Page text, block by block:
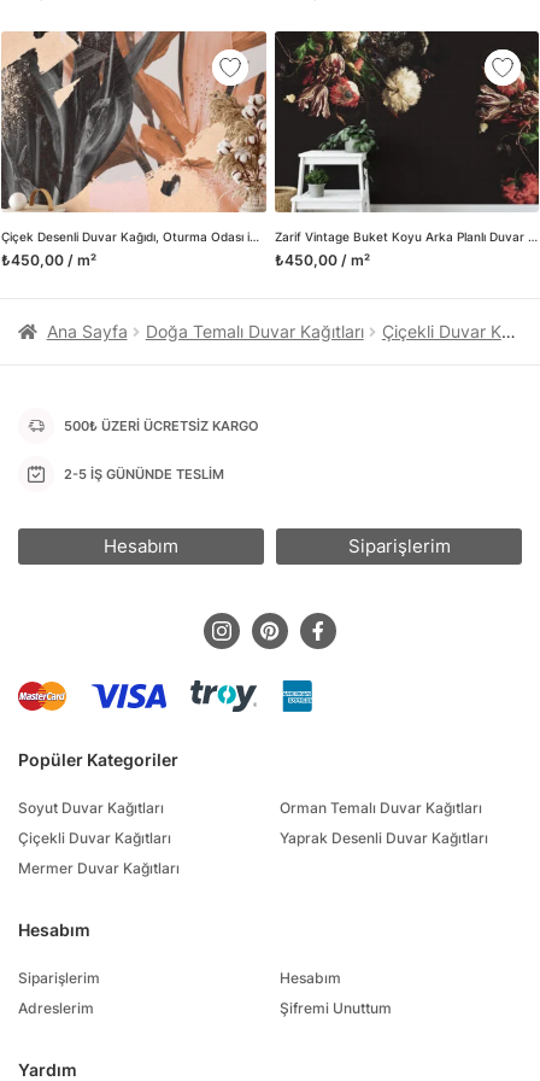
Çiçek Desenli Duvar Kağıdı, Oturma Odası için Zarif ve Yumuşak Tonlar, Duvar Posteri
₺450,00 / m²
Zarif Vintage Buket Koyu Arka Planlı Duvar Kağıdı, Retro Çiçek Desenli Duvar Posteri
₺450,00 / m²
üretimini ve satışını yapmaktadır. Duvar tasarımının önemini
biliyor ve evin en kritik dekorasyon alanı olduğunu kabul
ediyoruz. Bu nedenle ürün yelpazemizi sürekli genişletiyor ve
trendlere ayak uydurmanın yanı sıra yeni trendlerin oluşumunda
da öncü rol üstleniyoruz.
Herhangi bir soru ya da sorununuz olursa bizimle iletişime
geçebilirsiniz.
Ana Sayfa Doğa Temalı Duvar Kağıtları Çiçekli Duvar Kağıtları
Popüler Kategoriler
Soyut Duvar Kağıtları
Çiçekli Duvar Kağıtları
Mermer Duvar Kağıtları
Orman Temalı Duvar Kağıtları
Yaprak Desenli Duvar Kağıtları
Hesabım
Siparişlerim
Adreslerim
Hesabım
Şifremi Unuttum
Yardım
500₺ ÜZERİ ÜCRETSİZ KARGO
2-5 İŞ GÜNÜNDE TESLİM
Hesabım Siparişlerim